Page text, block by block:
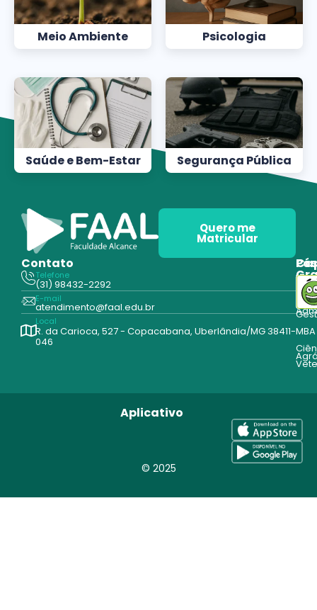
Meio Ambiente Psicologia
Saúde e Bem-Estar Segurança Pública
Quero me
Matricular
Contato
Telefone
(31) 98432-2292
E-mail
atendimento@faal.edu.br
Local
R. da Carioca, 527 - Copacabana, Uberlândia/MG 38411-
046
MBA
© 2025
Aplicativo